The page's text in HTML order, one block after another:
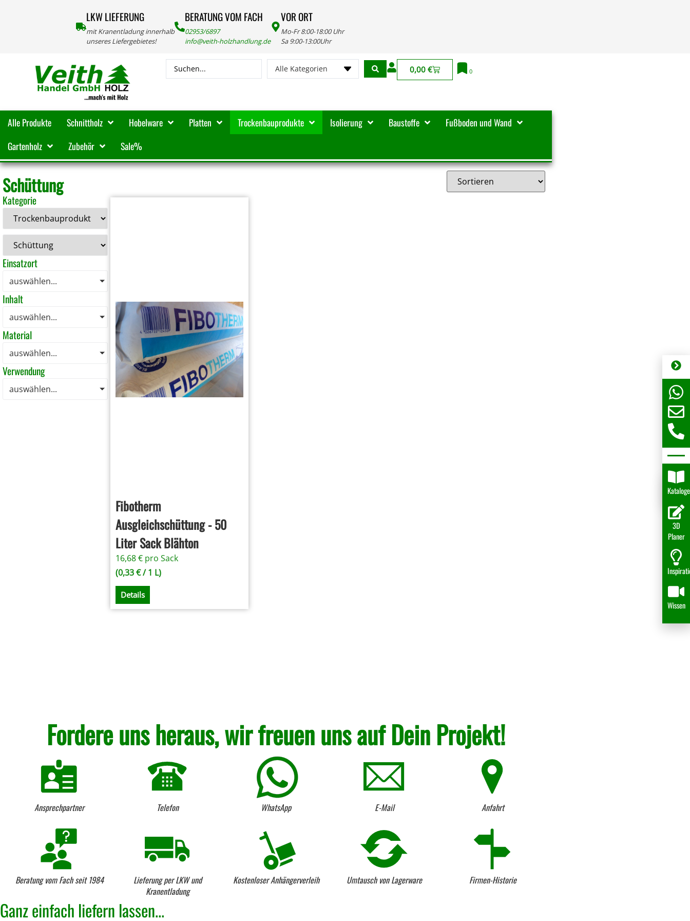
LKW LIEFERUNG
mit Kranentladung innerhalb
unseres Liefergebietes!
BERATUNG VOM FACH
02953/6897
info@veith-holzhandlung.de
VOR ORT
Mo-Fr 8:00-18:00 Uhr
Sa 9:00-13:00Uhr
Alle Kategorien 0,00 € 0
Alle Produkte Schnittholz Hobelware Platten Trockenbauprodukte Isolierung Baustoffe
Fußboden und Wand
Gartenholz
Zubehör Sale%
Schüttung
Kategorie
Einsatzort
auswählen...
Inhalt
auswählen...
Material
auswählen...
Verwendung
auswählen...
Fibotherm
Ausgleichschüttung - 50
Liter Sack Blähton
16,68€ pro Sack
(0,33€/ 1 L)
Details
Fordere uns heraus, wir freuen uns auf Dein Projekt!
Ansprechpartner Telefon WhatsApp E-Mail Anfahrt
Beratung vom Fach seit 1984
Lieferung per LKW und
Kranentladung
Kostenloser Anhängerverleih Umtausch von Lagerware Firmen-Historie
Ganz einfach liefern lassen...
Kataloge
3D
Planer
Wissen